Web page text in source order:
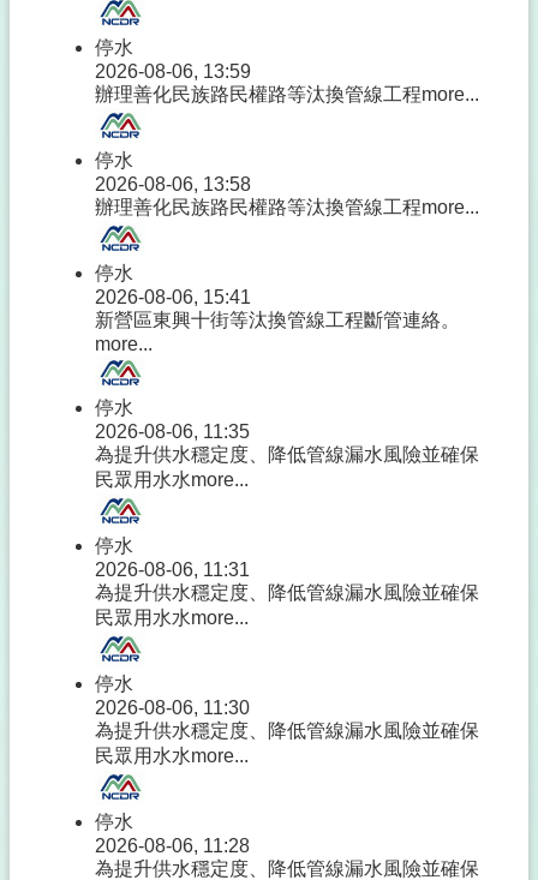
停水
2026-08-06, 13:59
辦理善化民族路民權路等汰換管線工程more...
停水
2026-08-06, 13:58
辦理善化民族路民權路等汰換管線工程more...
停水
2026-08-06, 15:41
新營區東興十街等汰換管線工程斷管連絡。
more...
停水
2026-08-06, 11:35
為提升供水穩定度、降低管線漏水風險並確保
民眾用水水more...
停水
2026-08-06, 11:31
為提升供水穩定度、降低管線漏水風險並確保
民眾用水水more...
停水
2026-08-06, 11:30
為提升供水穩定度、降低管線漏水風險並確保
民眾用水水more...
停水
2026-08-06, 11:28
為提升供水穩定度、降低管線漏水風險並確保